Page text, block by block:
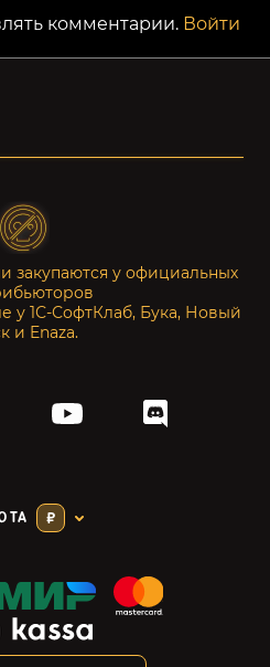
комментарии. Войти
закупаются у официальных
у 1С-СофтКлаб, Бука, Новый
и Enaza.
₽